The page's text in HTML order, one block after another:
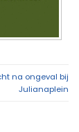
na ongeval bij
Julianaplein